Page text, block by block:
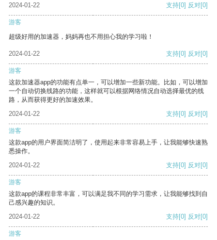
2024-01-22 支持[0] 反对[0]
游客
超级好用的加速器，妈妈再也不用担心我的学习啦！
2024-01-22 支持[0] 反对[0]
游客
这款加速器app的功能有点单一，可以增加一些新功能。比如，可以增加
一个自动切换线路的功能，这样就可以根据网络情况自动选择最优的线
路，从而获得更好的加速效果。
2024-01-22
支持[0] 反对[0]
游客
这款app的用户界面简洁明了，使用起来非常容易上手，让我能够快速熟
悉操作。
2024-01-22
支持[0] 反对[0]
游客
这款app的课程非常丰富，可以满足我不同的学习需求，让我能够找到自
己感兴趣的知识。
2024-01-22
支持[0] 反对[0]
游客